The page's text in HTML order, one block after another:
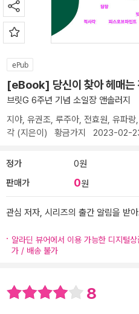
ePub
[eBook] 당신이 찾아 헤매는
브릿G 6주년 기념 소일장 앤솔러지
지야, 유권조, 루주아, 전효원, 유파랑,
각 (지은이) 황금가지 2023-02-
정가
0원
판매가
0원
관심 저자, 시리즈의 출간 알림을 받
알라딘 뷰어에서 이용 가능한 디지털
가 / 배송 불가
8